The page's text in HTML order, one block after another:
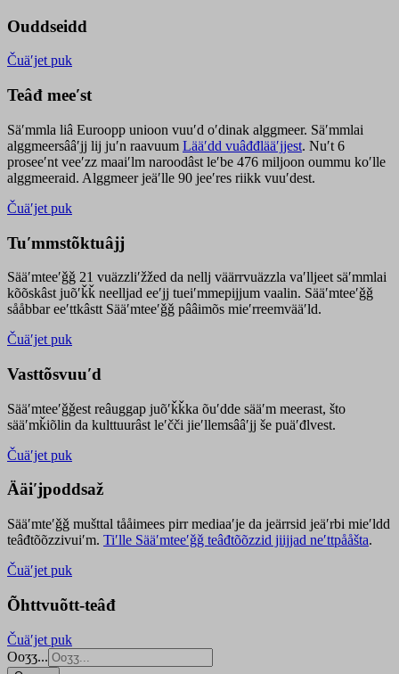
Ouddseidd
Čuäʹjet puk
Teâđ meeʹst
Säʹmmla liâ Euroopp unioon vuuʹd oʹdinak alggmeer. Säʹmmlai
alggmeersââʹjj lij juʹn raavuum Lääʹdd vuâđđlääʹjjest. Nuʹt 6
proseeʹnt veeʹzz maaiʹlm naroodâst leʹbe 476 miljoon oummu koʹlle
alggmeeraid. Alggmeer jeäʹlle 90 jeeʹres riikk vuuʹdest.
Čuäʹjet puk
Tuʹmmstõktuâjj
Sääʹmteeʹǧǧ 21 vuäzzliʹžžed da nellj väärrvuäzzla vaʹlljeet säʹmmlai
kõõskâst juõʹǩǩ neelljad eeʹjj tueiʹmmepijjum vaalin. Sääʹmteeʹǧǧ
sååbbar eeʹttkâstt Sääʹmteeʹǧǧ pââimõs mieʹrreemvääʹld.
Čuäʹjet puk
Vasttõsvuuʹd
Sääʹmteeʹǧǧest reâuggap juõʹǩǩka õuʹdde sääʹm meerast, što
sääʹmǩiõlin da kulttuurâst leʹčči jieʹllemsââʹjj še puäʹđlvest.
Čuäʹjet puk
Ääiʹjpoddsaž
Sääʹmteʹǧǧ mušttal tååimees pirr mediaaʹje da jeärrsid jeäʹrbi mieʹldd
teâđtõõzzivuiʹm. Tiʹlle Sääʹmteeʹǧǧ teâđtõõzzid jiijjad neʹttpååšta.
Čuäʹjet puk
Õhttvuõtt-teâđ
Čuäʹjet puk
Ooʒʒ...